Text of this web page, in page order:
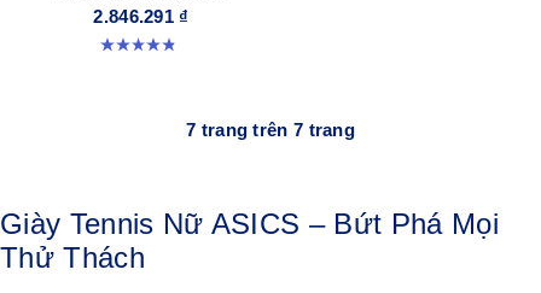
2.846.291 ₫
4.9 trong số 5 sao. 7 đánh giá
7 trang trên 7 trang
Giày Tennis Nữ ASICS – Bứt Phá Mọi
Thử Thách